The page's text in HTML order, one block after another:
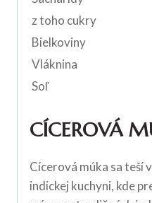
z toho cukry
Bielkoviny
Vláknina
Soľ
CÍCEROVÁ
Cícerová múka sa teší
indickej kuchyni, kde